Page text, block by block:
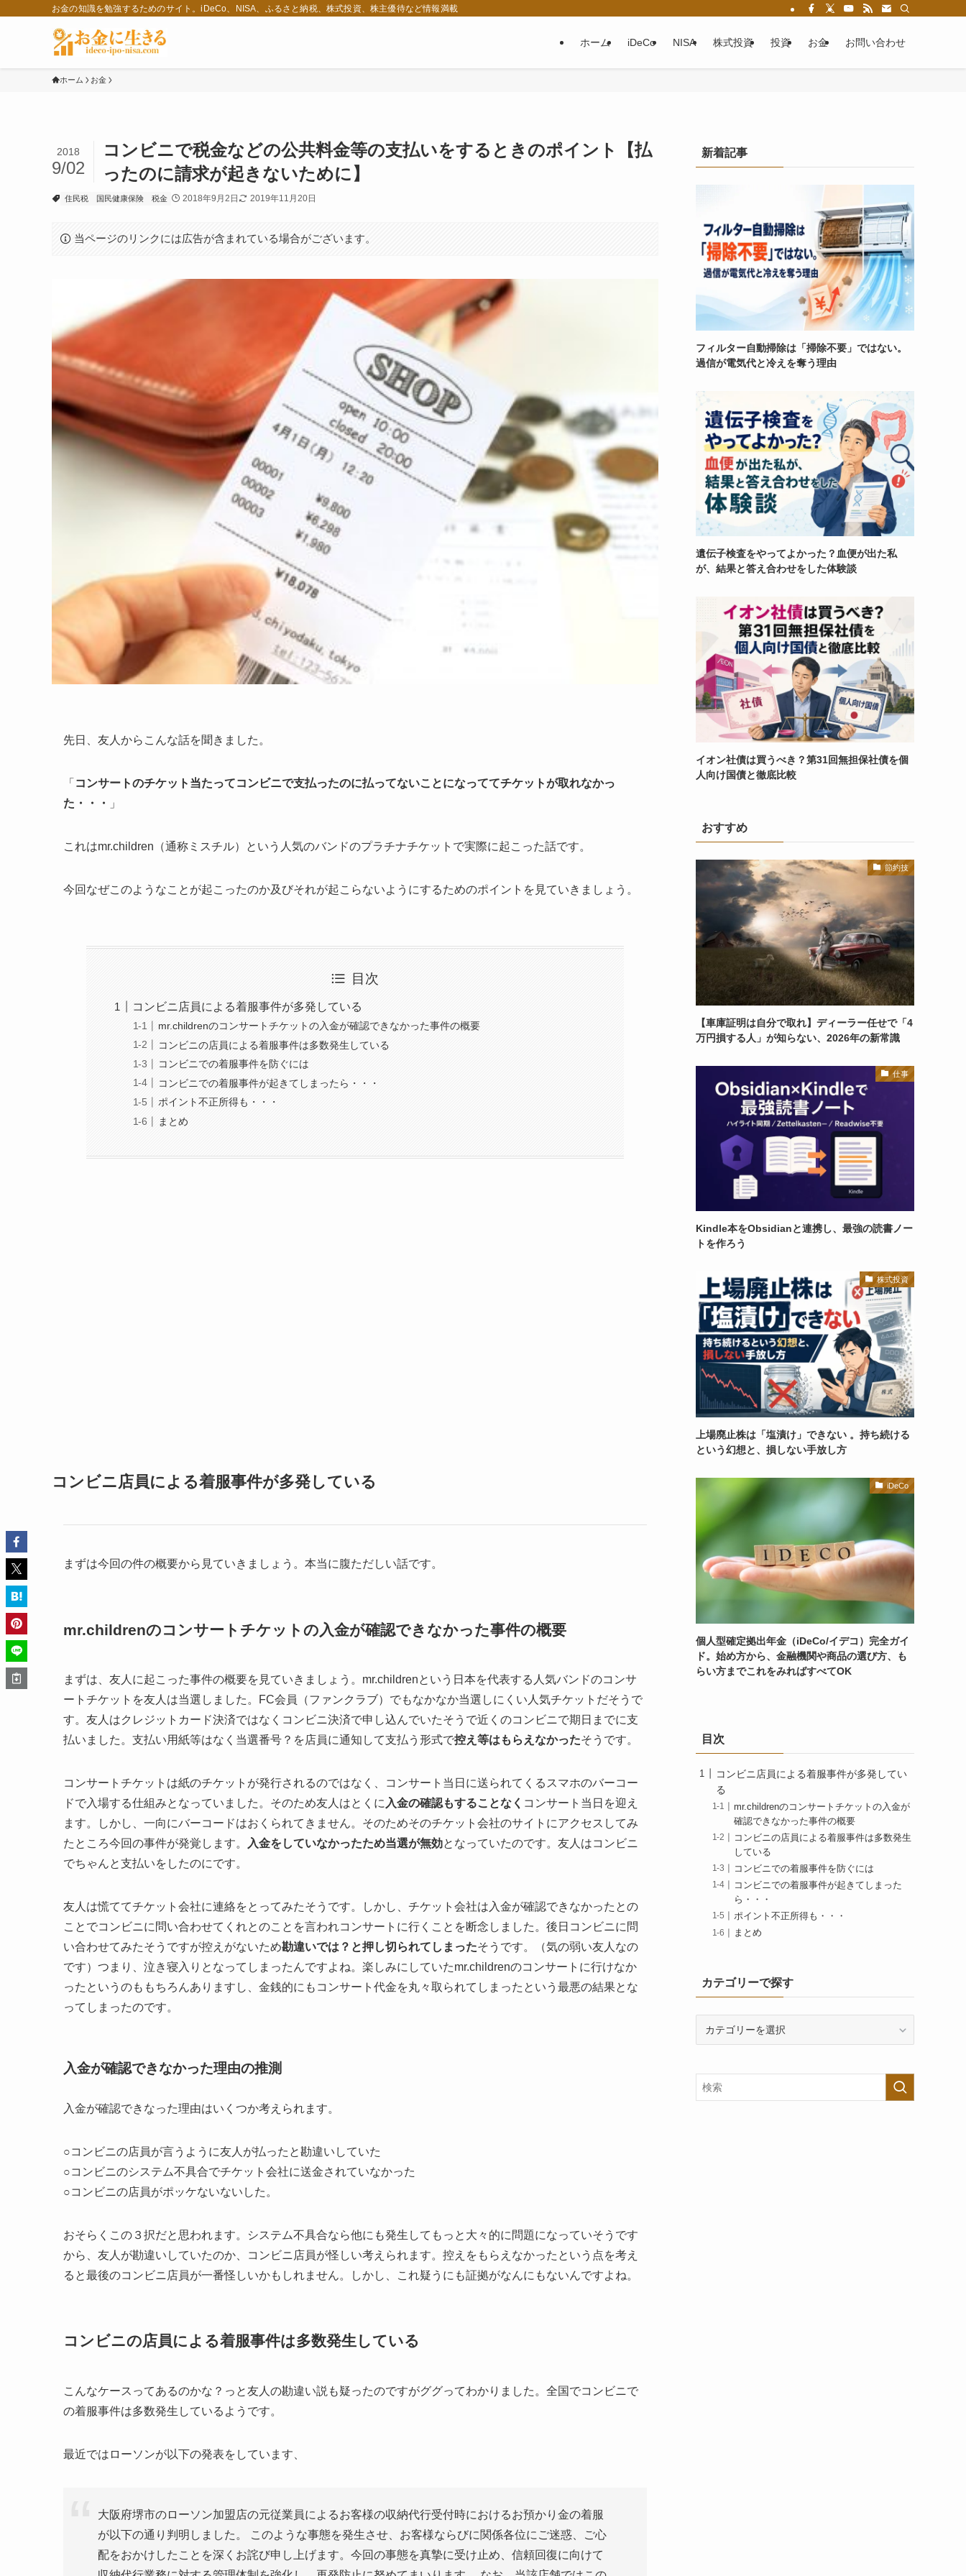
お金の知識を勉強するためのサイト。iDeCo、NISA、ふるさと納税、株式投資、株主優待など情報満載
ホーム iDeCo NISA 株式投資 投資 お金 お問い合わせ
ホーム お金
コンビニで税金などの公共料金等の支払いをするときのポイント【払
ったのに請求が起きないために】
2018
9/02
住民税 国民健康保険 税金 2018年9月2日 2019年11月20日
当ページのリンクには広告が含まれている場合がございます。
先日、友人からこんな話を聞きました。
「 コンサートのチケット当たってコンビニで支払ったのに払ってないことになっててチケットが取れなかっ
た・・・
」
これはmr.children（通称ミスチル）という人気のバンドのプラチナチケットで実際に起こった話です。
今回なぜこのようなことが起こったのか及びそれが起こらないようにするためのポイントを見ていきましょう。
目次
コンビニ店員による着服事件が多発している
mr.childrenのコンサートチケットの入金が確認できなかった事件の概要
コンビニの店員による着服事件は多数発生している
コンビニでの着服事件を防ぐには
コンビニでの着服事件が起きてしまったら・・・
ポイント不正所得も・・・
まとめ
コンビニ店員による着服事件が多発している
まずは今回の件の概要から見ていきましょう。本当に腹ただしい話です。
mr.childrenのコンサートチケットの入金が確認できなかった事件の概要
まずは、友人に起こった事件の概要を見ていきましょう。mr.childrenという日本を代表する人気バンドのコンサ
ートチケットを友人は当選しました。FC会員（ファンクラブ）でもなかなか当選しにくい人気チケットだそうで
す。友人はクレジットカード決済ではなくコンビニ決済で申し込んでいたそうで近くのコンビニで期日までに支
払いました。支払い用紙等はなく当選番号？を店員に通知して支払う形式で控え等はもらえなかったそうです。
コンサートチケットは紙のチケットが発行されるのではなく、コンサート当日に送られてくるスマホのバーコー
ドで入場する仕組みとなっていました。そのため友人はとくに入金の確認もすることなく コンサート当日を迎え
ます。しかし、一向にバーコードはおくられてきません。そのためそのチケット会社のサイトにアクセスしてみ
たところ今回の事件が発覚します。
入金をしていなかったため当選が無効となっていたのです。友人はコンビニ
でちゃんと支払いをしたのにです。
友人は慌ててチケット会社に連絡をとってみたそうです。しかし、チケット会社は入金が確認できなかったとの
ことでコンビニに問い合わせてくれとのことを言われコンサートに行くことを断念しました。後日コンビニに問
い合わせてみたそうですが控えがないため勘違いでは？と押し切られてしまったそうです。（気の弱い友人なの
です）つまり、泣き寝入りとなってしまったんですよね。楽しみにしていたmr.childrenのコンサートに行けなか
ったというのももちろんありますし、金銭的にもコンサート代金を丸々取られてしまったという最悪の結果とな
ってしまったのです。
入金が確認できなかった理由の推測
入金が確認できなった理由はいくつか考えられます。
○コンビニの店員が言うように友人が払ったと勘違いしていた
○コンビニのシステム不具合でチケット会社に送金されていなかった
○コンビニの店員がポッケないないした。
おそらくこの３択だと思われます。システム不具合なら他にも発生してもっと大々的に問題になっていそうです
から、友人が勘違いしていたのか、コンビニ店員が怪しい考えられます。控えをもらえなかったという点を考え
ると最後のコンビニ店員が一番怪しいかもしれません。しかし、これ疑うにも証拠がなんにもないんですよね。
コンビニの店員による着服事件は多数発生している
こんなケースってあるのかな？っと友人の勘違い説も疑ったのですがググってわかりました。全国でコンビニで
の着服事件は多数発生しているようです。
最近ではローソンが以下の発表をしています、
大阪府堺市のローソン加盟店の元従業員によるお客様の収納代行受付時におけるお預かり金の着服
が以下の通り判明しました。 このような事態を発生させ、お客様ならびに関係各位にご迷惑、ご心
配をおかけしたことを深くお詫び申し上げます。今回の事態を真摯に受け止め、信頼回復に向けて
新着記事
フィルター自動掃除は「掃除不要」ではない。
過信が電気代と冷えを奪う理由
遺伝子検査をやってよかった？血便が出た私
が、結果と答え合わせをした体験談
イオン社債は買うべき？第31回無担保社債を個
人向け国債と徹底比較
おすすめ
節約技
【車庫証明は自分で取れ】ディーラー任せで「4
万円損する人」が知らない、2026年の新常識
仕事
Kindle本をObsidianと連携し、最強の読書ノー
トを作ろう
株式投資
上場廃止株は「塩漬け」できない 。持ち続ける
という幻想と、損しない手放し方
iDeCo
個人型確定拠出年金（iDeCo/イデコ）完全ガイ
ド。始め方から、金融機関や商品の選び方、も
らい方までこれをみればすべてOK
目次
コンビニ店員による着服事件が多発してい
る
mr.childrenのコンサートチケットの入金が
確認できなかった事件の概要
コンビニの店員による着服事件は多数発生
している
コンビニでの着服事件を防ぐには
コンビニでの着服事件が起きてしまった
ら・・・
ポイント不正所得も・・・
まとめ
カテゴリーで探す
ー
で